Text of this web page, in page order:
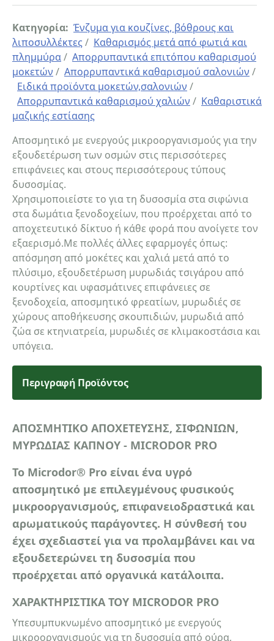
Κατηγορία: Ένζυμα για κουζίνες, βόθρους και
λιποσυλλέκτες/ Καθαρισμός μετά από φωτιά και
πλημμύρα/ Απορρυπαντικά επιτόπου καθαρισμού
μοκετών / Απορρυπαντικά καθαρισμού σαλονιών /
Ειδικά προϊόντα μοκετών,σαλονιών /
Απορρυπαντικά καθαρισμού χαλιών / Καθαριστικά
μαζικής εστίασης
Αποσμητικό με ενεργούς μικροοργανισμούς για την
εξουδετέρωση των οσμών στις περισσότερες
επιφάνειες και στους περισσότερους τύπους
δυσοσμίας.
Χρησιμοποιείστε το για τη δυσοσμία στα σιφώνια
στα δωμάτια ξενοδοχείων, που προέρχεται από το
αποχετευτικό δίκτυο ή κάθε φορά που ανοίγετε τον
εξαερισμό.Με πολλές άλλες εφαρμογές όπως:
απόσμηση από μοκέτες και χαλιά μετά από το
πλύσιμο, εξουδετέρωση μυρωδιάς τσιγάρου από
κουρτίνες και υφασμάτινες επιφάνειες σε
ξενοδοχεία, αποσμητικό φρεατίων, μυρωδιές σε
χώρους αποθήκευσης σκουπιδιών, μυρωδιά από
ζώα σε κτηνιατρεία, μυρωδιές σε κλιμακοστάσια και
υπόγεια.
Περιγραφή Προϊόντος
ΑΠΟΣΜΗΤΙΚΟ ΑΠΟΧΕΤΕΥΣΗΣ, ΣΙΦΩΝΙΩΝ,
ΜΥΡΩΔΙΑΣ ΚΑΠΝΟΥ - MICRODOR PRO
Το Microdor® Pro είναι ένα υγρό
αποσμητικό με επιλεγμένους φυσικούς
μικροοργανισμούς, επιφανειοδραστικά και
αρωματικούς παράγοντες. Η σύνθεσή του
έχει σχεδιαστεί για να προλαμβάνει και να
εξουδετερώνει τη δυσοσμία που
προέρχεται από οργανικά κατάλοιπα.
ΧΑΡΑΚΤΗΡΙΣΤΙΚΑ ΤΟΥ MICRODOR PRO
Υπεσυμπυκνωμένο αποσμητικό με ενεργούς
μικροοργανισμούς για τη δυσοσμία από ούρα,